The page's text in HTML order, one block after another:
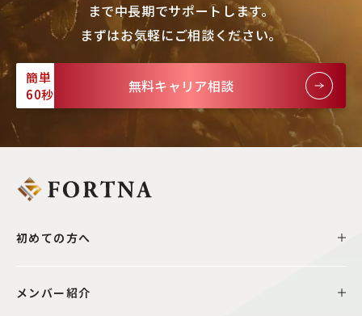
まで中長期でサポートします。
まずはお気軽にご相談ください。
簡単
60秒
無料キャリア相談
初めての方へ
メンバー紹介